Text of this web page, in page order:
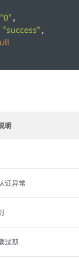
"0" ,
"success" ,
明
证异常
过期